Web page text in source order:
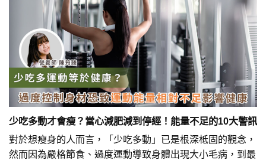
少吃多動才會瘦？當心減肥減到停經！能量不足的10大警訊
對於想瘦身的人而言，「少吃多動」已是根深柢固的觀念，
然而因為嚴格節食、過度運動導致身體出現大小毛病，到最